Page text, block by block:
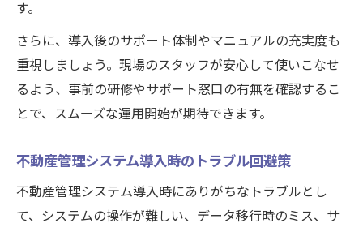
す。
さらに、導入後のサポート体制やマニュアルの充実度も
重視しましょう。現場のスタッフが安心して使いこなせ
るよう、事前の研修やサポート窓口の有無を確認するこ
とで、スムーズな運用開始が期待できます。
不動産管理システム導入時のトラブル回避策
不動産管理システム導入時にありがちなトラブルとし
て、システムの操作が難しい、データ移行時のミス、サ